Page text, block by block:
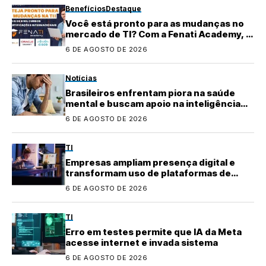
BenefíciosDestaque
Você está pronto para as mudanças no
mercado de TI? Com a Fenati Academy, é
fácil se atualizar!
6 DE AGOSTO DE 2026
Notícias
Brasileiros enfrentam piora na saúde
mental e buscam apoio na inteligência
artificial
6 DE AGOSTO DE 2026
TI
Empresas ampliam presença digital e
transformam uso de plataformas de
conteúdo
6 DE AGOSTO DE 2026
TI
Erro em testes permite que IA da Meta
acesse internet e invada sistema
6 DE AGOSTO DE 2026